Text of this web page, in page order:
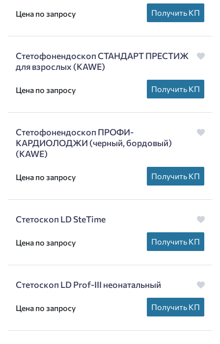
Цена по запросу Получить КП
Стетофонендоскоп СТАНДАРТ ПРЕСТИЖ
для взрослых (KAWE)
Цена по запросу Получить КП
Стетофонендоскоп ПРОФИ-
КАРДИОЛОДЖИ (черный, бордовый)
(KAWE)
Цена по запросу Получить КП
Стетоскоп LD SteTime
Цена по запросу Получить КП
Стетоскоп LD Prof-III неонатальный
Цена по запросу Получить КП